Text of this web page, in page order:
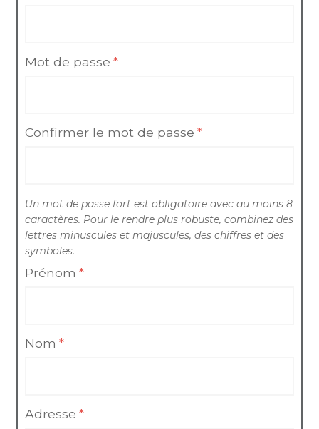
Mot de passe *
Confirmer le mot de passe *
Un mot de passe fort est obligatoire avec au moins 8
caractères. Pour le rendre plus robuste, combinez des
lettres minuscules et majuscules, des chiffres et des
symboles.
Prénom *
Nom *
Adresse *